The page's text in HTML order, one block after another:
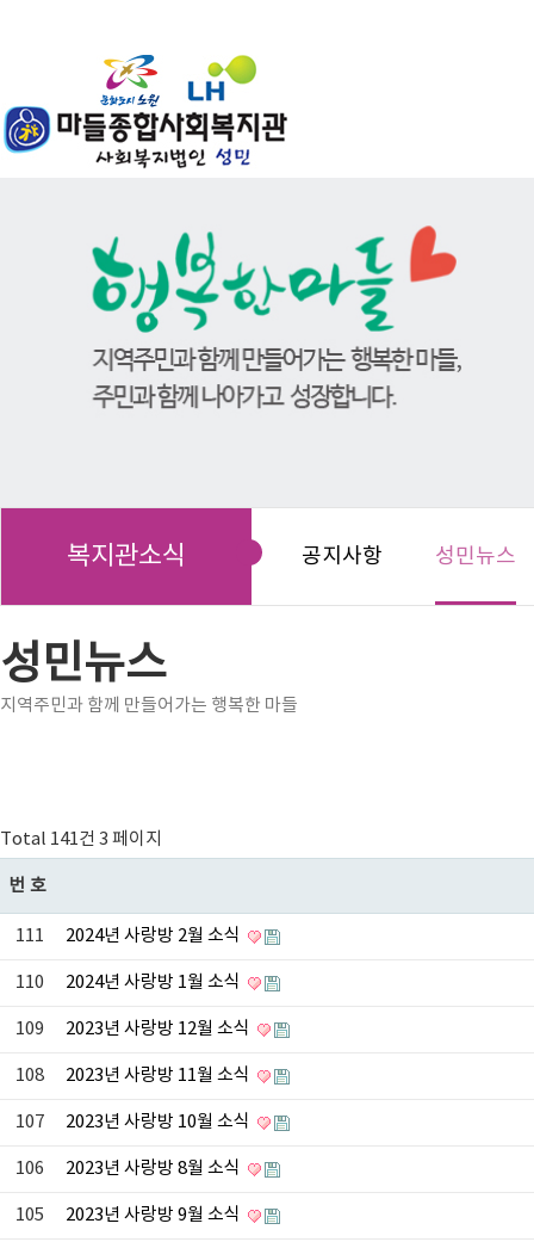
복지관소식 공지사항 성민뉴스
성민뉴스
지역주민과 함께 만들어가는 행복한 마들
Total 141건 3 페이지
번호
111 2024년 사랑방 2월 소식
110 2024년 사랑방 1월 소식
109 2023년 사랑방 12월 소식
108 2023년 사랑방 11월 소식
107 2023년 사랑방 10월 소식
106 2023년 사랑방 8월 소식
105 2023년 사랑방 9월 소식